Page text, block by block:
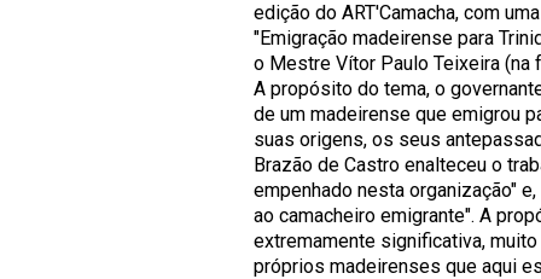
edição do ART'Camacha, com
"Emigração madeirense para
o Mestre Vítor Paulo Teixeira (na
A propósito do tema, o
de um madeirense que emigrou
suas origens, os seus
Brazão de Castro enalteceu o
empenhado nesta organização"
ao camacheiro emigrante". A
extremamente significativa,
próprios madeirenses que aqui